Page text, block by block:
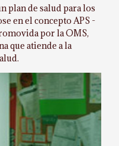
plan de salud para los
en el concepto APS -
por la OMS,
que atiende a la